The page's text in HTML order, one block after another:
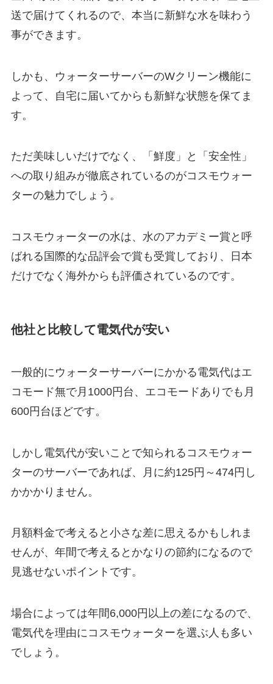
送で届けてくれるので、本当に新鮮な水を味わう
事ができます。
しかも、ウォーターサーバーのWクリーン機能に
よって、自宅に届いてからも新鮮な状態を保てま
す。
ただ美味しいだけでなく、
「鮮度」と「安全性」
への取り組みが徹底されているのがコスモウォー
ターの魅力でしょう。
コスモウォーターの水は、水のアカデミー賞と呼
ばれる国際的な品評会で賞も受賞しており、日本
だけでなく海外からも評価されているのです。
他社と比較して電気代が安い
一般的にウォーターサーバーにかかる電気代はエ
コモード無で月1000円台、エコモードありでも月
600円台ほどです。
しかし電気代が安いことで知られるコスモウォー
ターのサーバーであれば、
月に約125円～474円 し
かかかりません。
月額料金で考えると小さな差に思えるかもしれま
せんが、年間で考えるとかなりの節約になるので
見逃せないポイントです。
場合によっては年間6,000円以上の差になるので、
電気代を理由にコスモウォーターを選ぶ人も多い
でしょう。